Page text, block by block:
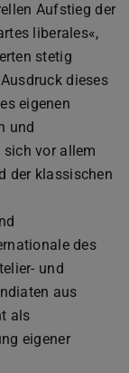
Aufstieg der
liberales«,
stetig
dieses
eigenen
und
vor allem
der klassischen
des
und
aus
als
eigener